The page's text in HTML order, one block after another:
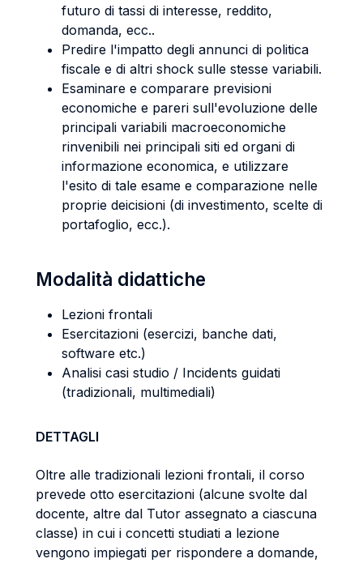
futuro di tassi di interesse, reddito,
domanda, ecc..
Predire l'impatto degli annunci di politica
fiscale e di altri shock sulle stesse variabili.
Esaminare e comparare previsioni
economiche e pareri sull'evoluzione delle
principali variabili macroeconomiche
rinvenibili nei principali siti ed organi di
informazione economica, e utilizzare
l'esito di tale esame e comparazione nelle
proprie deicisioni (di investimento, scelte di
portafoglio, ecc.).
Modalità didattiche
Lezioni frontali
Esercitazioni (esercizi, banche dati,
software etc.)
Analisi casi studio / Incidents guidati
(tradizionali, multimediali)
DETTAGLI
Oltre alle tradizionali lezioni frontali, il corso
prevede otto esercitazioni (alcune svolte dal
docente, altre dal Tutor assegnato a ciascuna
classe) in cui i concetti studiati a lezione
vengono impiegati per rispondere a domande,